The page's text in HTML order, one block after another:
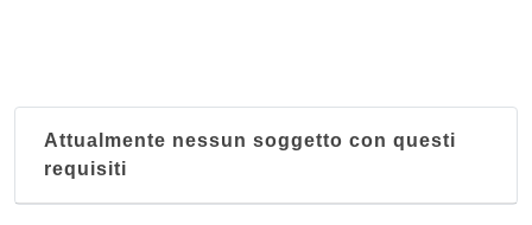
Attualmente nessun soggetto con questi
requisiti